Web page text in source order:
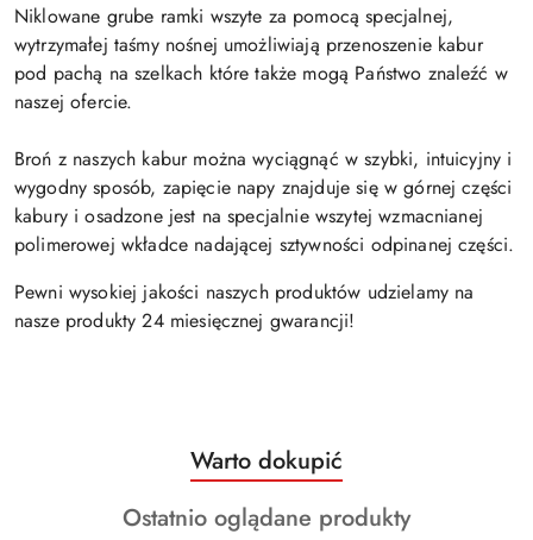
Niklowane grube ramki wszyte za pomocą specjalnej,
wytrzymałej taśmy nośnej umożliwiają przenoszenie kabur
pod pachą na szelkach które także mogą Państwo znaleźć w
naszej ofercie.
Broń z naszych kabur można wyciągnąć w szybki, intuicyjny i
wygodny sposób, zapięcie napy znajduje się w górnej części
kabury i osadzone jest na specjalnie wszytej wzmacnianej
polimerowej wkładce nadającej sztywności odpinanej części.
Pewni wysokiej jakości naszych produktów udzielamy na
nasze produkty 24 miesięcznej gwarancji!
Pomiń karuzelę produktów
Produkty
o
statusie:
Warto dokupić
Produkty
Ostatnio oglądane produkty